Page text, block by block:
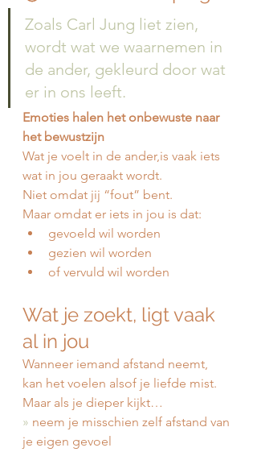
Zoals Carl Jung liet zien,
wordt wat we waarnemen in
de ander, gekleurd door wat
er in ons leeft.
Emoties halen het onbewuste naar
het bewustzijn
Wat je voelt in de ander,is vaak iets
wat in jou geraakt wordt.
Niet omdat jij “fout” bent.
Maar omdat er iets in jou is dat:
gevoeld wil worden
gezien wil worden
of vervuld wil worden
Wat je zoekt, ligt vaak
al in jou
Wanneer iemand afstand neemt,
kan het voelen alsof je liefde mist.
Maar als je dieper kijkt…
» neem je misschien zelf afstand van
je eigen gevoel